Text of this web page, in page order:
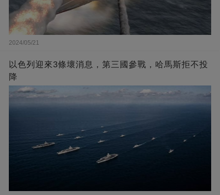
2024/05/21
以色列迎來3條壞消息，第三國參戰，哈馬斯拒不投
降